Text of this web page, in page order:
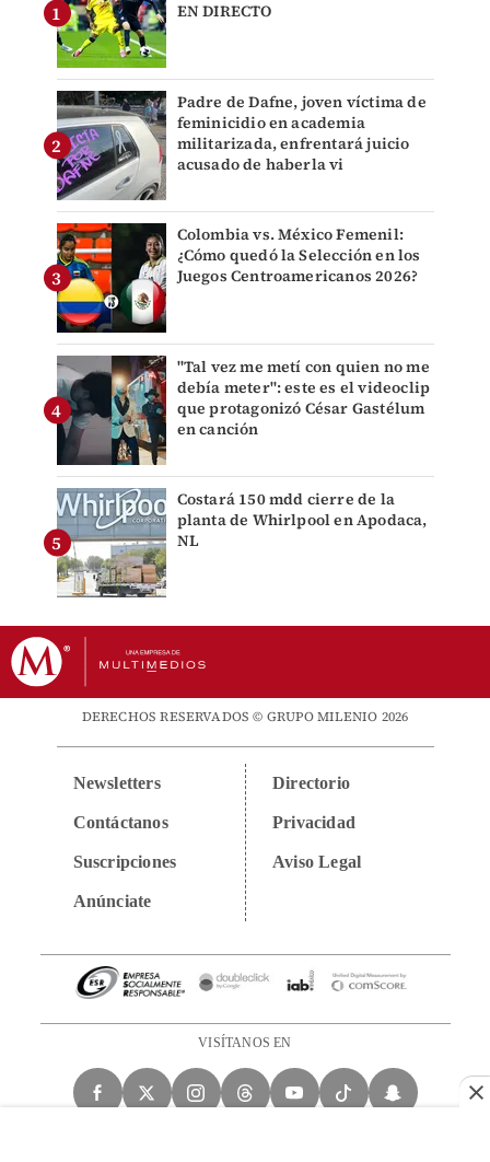
EN DIRECTO
Padre de Dafne, joven víctima de
feminicidio en academia
militarizada, enfrentará juicio
acusado de haberla vi
Colombia vs. México Femenil:
¿Cómo quedó la Selección en los
Juegos Centroamericanos 2026?
"Tal vez me metí con quien no me
debía meter": este es el videoclip
que protagonizó César Gastélum
en canción
Costará 150 mdd cierre de la
planta de Whirlpool en Apodaca,
NL
DERECHOS RESERVADOS © GRUPO MILENIO 2026
Newsletters
Contáctanos
Suscripciones
Anúnciate
Directorio
Privacidad
Aviso Legal
VISÍTANOS EN